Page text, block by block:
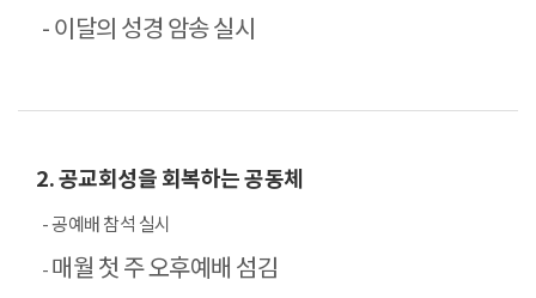
- 이달의 성경 암송 실시
2. 공교회성을 회복하는 공동체
- 공예배 참석 실시
-매월 첫 주 오후예배 섬김